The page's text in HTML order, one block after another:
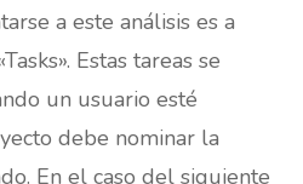
a este análisis es a
Estas tareas se
un usuario esté
debe nominar la
En el caso del siguiente